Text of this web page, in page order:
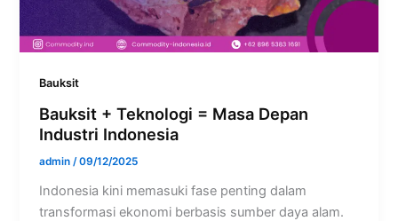
Bauksit
Bauksit + Teknologi = Masa Depan
Industri Indonesia
admin /09/12/2025
Indonesia kini memasuki fase penting dalam
transformasi ekonomi berbasis sumber daya alam.